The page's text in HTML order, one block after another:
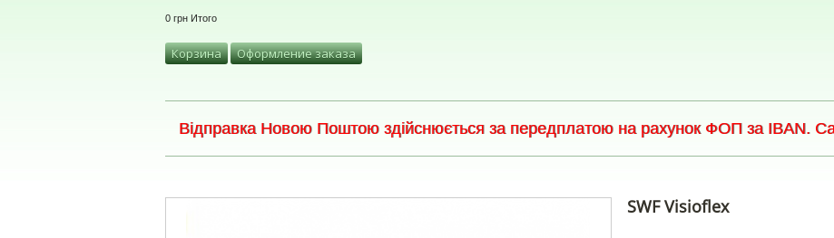
0 грн Итого
Корзина Оформление заказа
Відправка Новою Поштою здійснюється за передплатою на рахунок ФОП за IBAN.
SWF Visioflex